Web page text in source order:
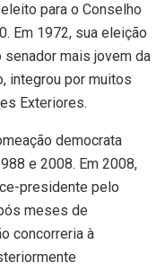
para o Conselho
Em 1972, sua eleição
mais jovem da
integrou por muitos
Exteriores.
democrata
e 2008. Em 2008,
presidente pelo
meses de
concorreria à